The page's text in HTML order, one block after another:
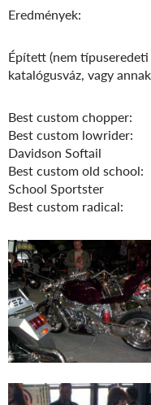
Eredmények:
Épített (nem
katalógusváz, vagy
Best custom
Best custom
Davidson Softail
Best custom old
School Sportster
Best custom radical: